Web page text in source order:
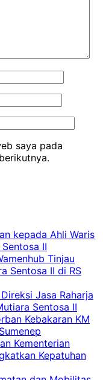
saya pada
kepada Ahli Waris
II
Tinjau
Sentosa II di RS
Jasa Raharja
Sentosa II
Kebakaran KM
Kementerian
Kepatuhan